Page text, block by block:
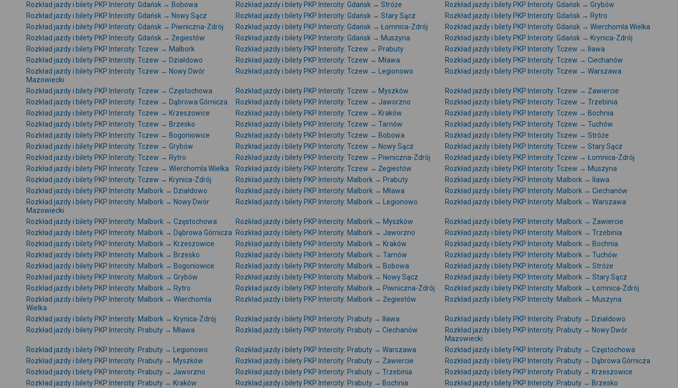
Rozkład jazdy i bilety PKP Intercity: Gdańsk → Bobowa
Rozkład jazdy i bilety PKP Intercity: Gdańsk → Stróże
Rozkład jazdy i bilety PKP Intercity: Gdańsk → Grybów
Rozkład jazdy i bilety PKP Intercity: Gdańsk → Nowy Sącz
Rozkład jazdy i bilety PKP Intercity: Gdańsk → Stary Sącz
Rozkład jazdy i bilety PKP Intercity: Gdańsk → Rytro
Rozkład jazdy i bilety PKP Intercity: Gdańsk → Piwniczna-Zdrój
Rozkład jazdy i bilety PKP Intercity: Gdańsk → Łomnica-Zdrój
Rozkład jazdy i bilety PKP Intercity: Gdańsk → Wierchomla Wielka
Rozkład jazdy i bilety PKP Intercity: Gdańsk → Żegiestów
Rozkład jazdy i bilety PKP Intercity: Gdańsk → Muszyna
Rozkład jazdy i bilety PKP Intercity: Gdańsk → Krynica-Zdrój
Rozkład jazdy i bilety PKP Intercity: Tczew → Malbork
Rozkład jazdy i bilety PKP Intercity: Tczew → Prabuty
Rozkład jazdy i bilety PKP Intercity: Tczew → Iława
Rozkład jazdy i bilety PKP Intercity: Tczew → Działdowo
Rozkład jazdy i bilety PKP Intercity: Tczew → Mława
Rozkład jazdy i bilety PKP Intercity: Tczew → Ciechanów
Rozkład jazdy i bilety PKP Intercity: Tczew → Nowy Dwór
Mazowiecki
Rozkład jazdy i bilety PKP Intercity: Tczew → Legionowo Rozkład jazdy i bilety PKP Intercity: Tczew → Warszawa
Rozkład jazdy i bilety PKP Intercity: Tczew → Częstochowa Rozkład jazdy i bilety PKP Intercity: Tczew → Myszków
Rozkład jazdy i bilety PKP Intercity: Tczew → Zawiercie
Rozkład jazdy i bilety PKP Intercity: Tczew → Dąbrowa Górnicza
Rozkład jazdy i bilety PKP Intercity: Tczew → Jaworzno
Rozkład jazdy i bilety PKP Intercity: Tczew → Trzebinia
Rozkład jazdy i bilety PKP Intercity: Tczew → Krzeszowice
Rozkład jazdy i bilety PKP Intercity: Tczew → Kraków
Rozkład jazdy i bilety PKP Intercity: Tczew → Bochnia
Rozkład jazdy i bilety PKP Intercity: Tczew → Brzesko
Rozkład jazdy i bilety PKP Intercity: Tczew → Tarnów
Rozkład jazdy i bilety PKP Intercity: Tczew → Tuchów
Rozkład jazdy i bilety PKP Intercity: Tczew → Bogoniowice
Rozkład jazdy i bilety PKP Intercity: Tczew → Bobowa
Rozkład jazdy i bilety PKP Intercity: Tczew → Stróże
Rozkład jazdy i bilety PKP Intercity: Tczew → Grybów
Rozkład jazdy i bilety PKP Intercity: Tczew → Nowy Sącz
Rozkład jazdy i bilety PKP Intercity: Tczew → Stary Sącz
Rozkład jazdy i bilety PKP Intercity: Tczew → Rytro
Rozkład jazdy i bilety PKP Intercity: Tczew → Piwniczna-Zdrój
Rozkład jazdy i bilety PKP Intercity: Tczew → Łomnica-Zdrój
Rozkład jazdy i bilety PKP Intercity: Tczew → Wierchomla Wielka
Rozkład jazdy i bilety PKP Intercity: Tczew → Żegiestów
Rozkład jazdy i bilety PKP Intercity: Tczew → Muszyna
Rozkład jazdy i bilety PKP Intercity: Tczew → Krynica-Zdrój
Rozkład jazdy i bilety PKP Intercity: Malbork → Prabuty
Rozkład jazdy i bilety PKP Intercity: Malbork → Iława
Rozkład jazdy i bilety PKP Intercity: Malbork → Działdowo
Rozkład jazdy i bilety PKP Intercity: Malbork → Mława
Rozkład jazdy i bilety PKP Intercity: Malbork → Ciechanów
Rozkład jazdy i bilety PKP Intercity: Malbork → Nowy Dwór
Mazowiecki
Rozkład jazdy i bilety PKP Intercity: Malbork → Legionowo Rozkład jazdy i bilety PKP Intercity: Malbork → Warszawa
Rozkład jazdy i bilety PKP Intercity: Malbork → Częstochowa Rozkład jazdy i bilety PKP Intercity: Malbork → Myszków
Rozkład jazdy i bilety PKP Intercity: Malbork → Zawiercie
Rozkład jazdy i bilety PKP Intercity: Malbork → Dąbrowa Górnicza
Rozkład jazdy i bilety PKP Intercity: Malbork → Jaworzno
Rozkład jazdy i bilety PKP Intercity: Malbork → Trzebinia
Rozkład jazdy i bilety PKP Intercity: Malbork → Krzeszowice
Rozkład jazdy i bilety PKP Intercity: Malbork → Kraków
Rozkład jazdy i bilety PKP Intercity: Malbork → Bochnia
Rozkład jazdy i bilety PKP Intercity: Malbork → Brzesko
Rozkład jazdy i bilety PKP Intercity: Malbork → Tarnów
Rozkład jazdy i bilety PKP Intercity: Malbork → Tuchów
Rozkład jazdy i bilety PKP Intercity: Malbork → Bogoniowice
Rozkład jazdy i bilety PKP Intercity: Malbork → Bobowa
Rozkład jazdy i bilety PKP Intercity: Malbork → Stróże
Rozkład jazdy i bilety PKP Intercity: Malbork → Grybów
Rozkład jazdy i bilety PKP Intercity: Malbork → Nowy Sącz
Rozkład jazdy i bilety PKP Intercity: Malbork → Stary Sącz
Rozkład jazdy i bilety PKP Intercity: Malbork → Rytro
Rozkład jazdy i bilety PKP Intercity: Malbork → Piwniczna-Zdrój
Rozkład jazdy i bilety PKP Intercity: Malbork → Łomnica-Zdrój
Rozkład jazdy i bilety PKP Intercity: Malbork → Wierchomla
Wielka
Rozkład jazdy i bilety PKP Intercity: Malbork → Żegiestów Rozkład jazdy i bilety PKP Intercity: Malbork → Muszyna
Rozkład jazdy i bilety PKP Intercity: Malbork → Krynica-Zdrój Rozkład jazdy i bilety PKP Intercity: Prabuty → Iława
Rozkład jazdy i bilety PKP Intercity: Prabuty → Działdowo
Rozkład jazdy i bilety PKP Intercity: Prabuty → Mława
Rozkład jazdy i bilety PKP Intercity: Prabuty → Ciechanów
Rozkład jazdy i bilety PKP Intercity: Prabuty → Nowy Dwór
Mazowiecki
Rozkład jazdy i bilety PKP Intercity: Prabuty → Legionowo
Rozkład jazdy i bilety PKP Intercity: Prabuty → Warszawa
Rozkład jazdy i bilety PKP Intercity: Prabuty → Częstochowa
Rozkład jazdy i bilety PKP Intercity: Prabuty → Myszków
Rozkład jazdy i bilety PKP Intercity: Prabuty → Zawiercie
Rozkład jazdy i bilety PKP Intercity: Prabuty → Dąbrowa Górnicza
Rozkład jazdy i bilety PKP Intercity: Prabuty → Jaworzno
Rozkład jazdy i bilety PKP Intercity: Prabuty → Trzebinia
Rozkład jazdy i bilety PKP Intercity: Prabuty → Krzeszowice
Rozkład jazdy i bilety PKP Intercity: Prabuty → Kraków
Rozkład jazdy i bilety PKP Intercity: Prabuty → Bochnia
Rozkład jazdy i bilety PKP Intercity: Prabuty → Brzesko